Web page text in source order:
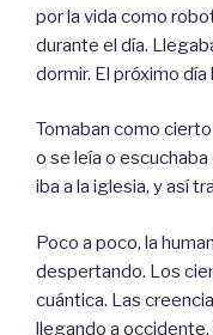
por la vida como
durante el día.
dormir. El próximo día
Tomaban como
o se leía o
iba a la iglesia, y así
Poco a poco, la
despertando. Los
cuántica. Las
llegando a occidente.